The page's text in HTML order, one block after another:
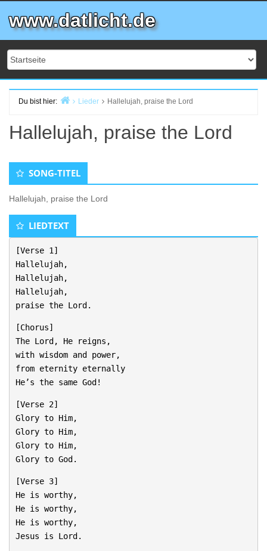
Inhalt
springen
www.datlicht.de
Du bist hier:
Lieder Hallelujah, praise the Lord
Hallelujah, praise the Lord
SONG-TITEL
Hallelujah, praise the Lord
LIEDTEXT
[Verse 1]
Hallelujah,
Hallelujah,
Hallelujah,
praise the Lord.
[Chorus]
The Lord, He reigns,
with wisdom and power,
from eternity eternally
He’s the same God!
[Verse 2]
Glory to Him,
Glory to Him,
Glory to Him,
Glory to God.
[Verse 3]
He is worthy,
He is worthy,
He is worthy,
Jesus is Lord.